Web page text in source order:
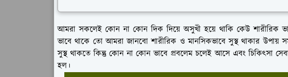
আমরা সকলেই কোন না কোন দিক দিয়ে অসুখী হয়ে থাকি কেউ শারীরিক
ভাবে থাকে তো আমরা জানবো শারীরিক ও মানসিকভাবে সুস্থ থাকার উপায়
সুস্থ থাকতে কিন্তু কোন না কোন ভাবে প্রবলেম চলেই আসে এবং চিকিৎসা সেবা
হল।